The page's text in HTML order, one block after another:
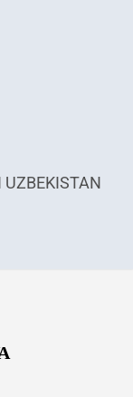
UZBEKISTAN